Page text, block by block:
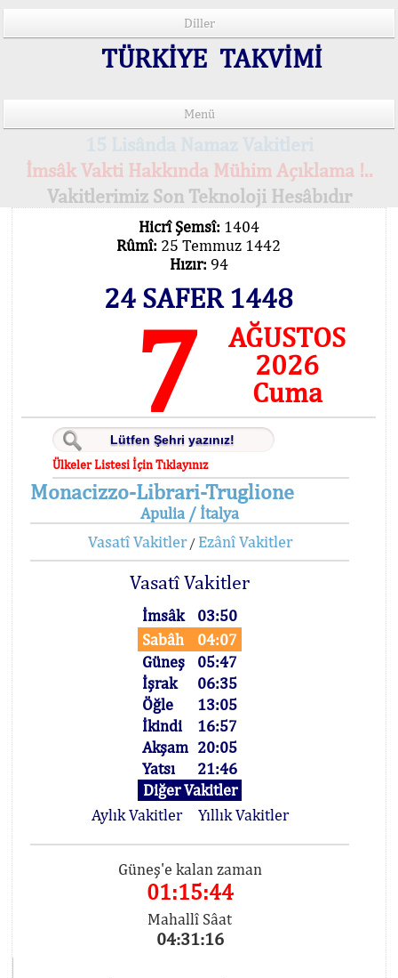
Diller
TÜRKİYE TAKVİMİ
Menü
İmsâk Vakti Hakkında Mühim Açıklama !..
Vakitlerimiz Son Teknoloji Hesâbıdır
Hicrî Şemsî: 1404
Rûmî: 25 Temmuz 1442
Hızır: 94
24 SAFER 1448
7
AĞUSTOS
2026
Cuma
Ülkeler Listesi İçin Tıklayınız
Monacizzo-Librari-Truglione
Apulia / İtalya
Vasatî Vakitler/ Ezânî Vakitler
Vasatî Vakitler
İmsâk
03:50
Sabâh
04:07
Güneş
05:47
İşrak
06:35
Öğle
13:05
İkindi
16:57
Akşam 20:05
Yatsı
21:46
Diğer Vakitler
Aylık Vakitler
Yıllık Vakitler
Güneş'e kalan zaman
01:15:44
Mahallî Sâat
04:31:16